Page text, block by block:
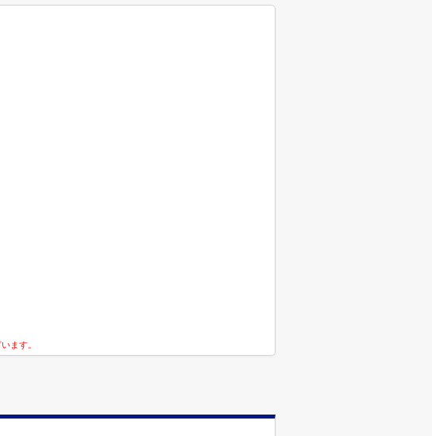
ます。